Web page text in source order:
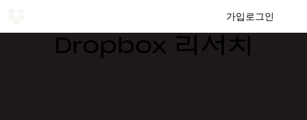
가입 로그인
Dropbox 리서치